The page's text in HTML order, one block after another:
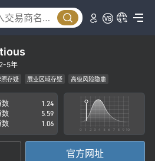
2-5年
照存疑 展业区域存疑 高级风险隐患
数
1.24
数
5.59
数
1.06
官方网址